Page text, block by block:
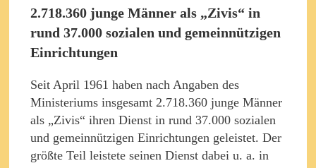
2.718.360 junge Männer als „Zivis“ in
rund 37.000 sozialen und gemeinnützigen
Einrichtungen
Seit April 1961 haben nach Angaben des
Ministeriums insgesamt 2.718.360 junge Männer
als „Zivis“ ihren Dienst in rund 37.000 sozialen
und gemeinnützigen Einrichtungen geleistet. Der
größte Teil leistete seinen Dienst dabei u. a. in